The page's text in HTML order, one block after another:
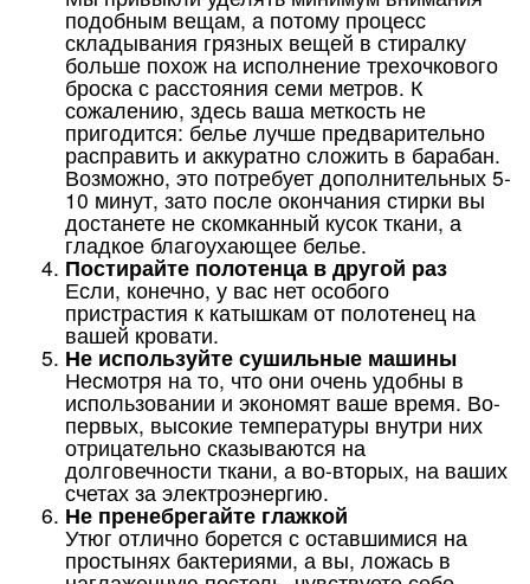
подобным вещам, а потому процесс
складывания грязных вещей в стиралку
больше похож на исполнение трехочкового
броска с расстояния семи метров. К
сожалению, здесь ваша меткость не
пригодится: белье лучше предварительно
расправить и аккуратно сложить в барабан.
Возможно, это потребует дополнительных 5-
10 минут, зато после окончания стирки вы
достанете не скомканный кусок ткани, а
гладкое благоухающее белье.
Постирайте полотенца в другой раз
Если, конечно, у вас нет особого
пристрастия к катышкам от полотенец на
вашей кровати.
Не используйте сушильные машины
Несмотря на то, что они очень удобны в
использовании и экономят ваше время. Во-
первых, высокие температуры внутри них
отрицательно сказываются на
долговечности ткани, а во-вторых, на ваших
счетах за электроэнергию.
Не пренебрегайте глажкой
Утюг отлично борется с оставшимися на
простынях бактериями, а вы, ложась в